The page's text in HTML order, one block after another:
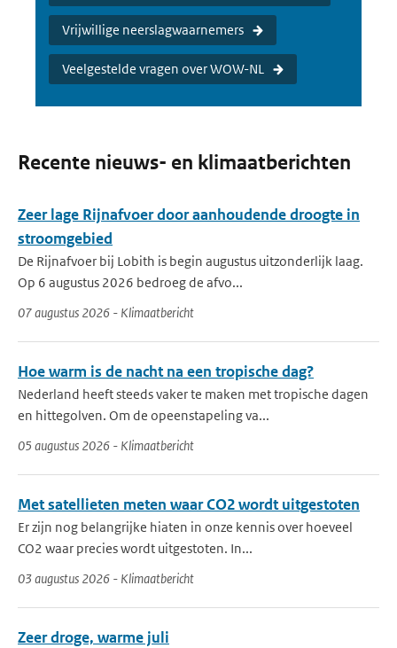
Vrijwillige neerslagwaarnemers
Veelgestelde vragen over WOW-NL
Recente nieuws- en klimaatberichten
Zeer lage Rijnafvoer door aanhoudende droogte in
stroomgebied
De Rijnafvoer bij Lobith is begin augustus uitzonderlijk laag.
Op 6 augustus 2026 bedroeg de afvo...
07 augustus 2026 - Klimaatbericht
Hoe warm is de nacht na een tropische dag?
Nederland heeft steeds vaker te maken met tropische dagen
en hittegolven. Om de opeenstapeling va...
05 augustus 2026 - Klimaatbericht
Met satellieten meten waar CO2 wordt uitgestoten
Er zijn nog belangrijke hiaten in onze kennis over hoeveel
CO2 waar precies wordt uitgestoten. In...
03 augustus 2026 - Klimaatbericht
Zeer droge, warme juli